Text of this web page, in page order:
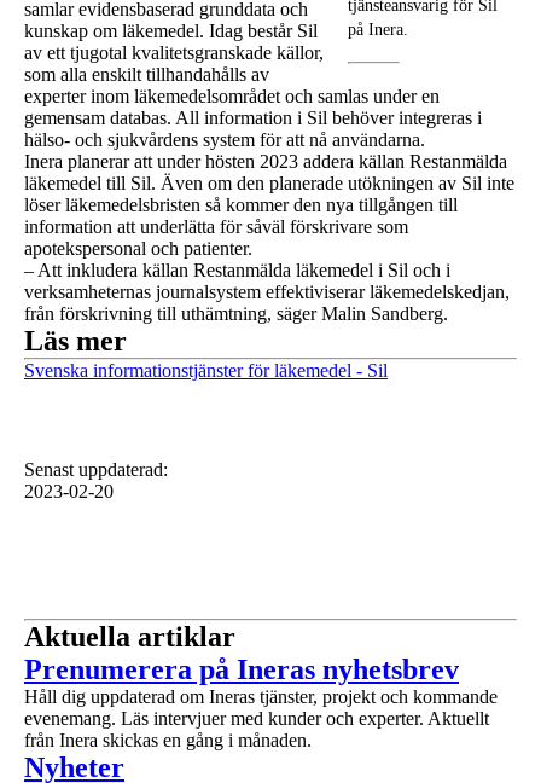
tjänsteansvarig för Sil
på Inera.
samlar evidensbaserad grunddata och
kunskap om läkemedel. Idag består Sil
av ett tjugotal kvalitetsgranskade källor,
som alla enskilt tillhandahålls av
experter inom läkemedelsområdet och samlas under en
gemensam databas. All information i Sil behöver integreras i
hälso- och sjukvårdens system för att nå användarna.
Inera planerar att under hösten 2023 addera källan Restanmälda
läkemedel till Sil. Även om den planerade utökningen av Sil inte
löser läkemedelsbristen så kommer den nya tillgången till
information att underlätta för såväl förskrivare som
apotekspersonal och patienter.
– Att inkludera källan Restanmälda läkemedel i Sil och i
verksamheternas journalsystem effektiviserar läkemedelskedjan,
från förskrivning till uthämtning, säger Malin Sandberg.
Läs mer
Svenska informationstjänster för läkemedel - Sil
Senast uppdaterad:
2023-02-20
Aktuella artiklar
1 av 1
Prenumerera på Ineras nyhetsbrev
Håll dig uppdaterad om Ineras tjänster, projekt och kommande
evenemang. Läs intervjuer med kunder och experter. Aktuellt
från Inera skickas en gång i månaden.
1 av 1
Nyheter